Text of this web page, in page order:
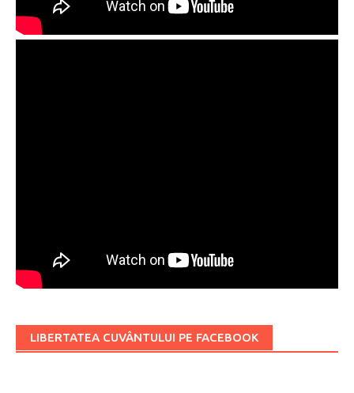
LIBERTATEA CUVÂNTULUI PE FACEBOOK